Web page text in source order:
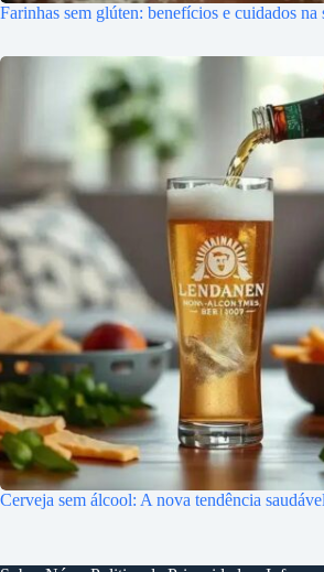
Farinhas sem glúten: benefícios e cuidados na
Cerveja sem álcool: A nova tendência